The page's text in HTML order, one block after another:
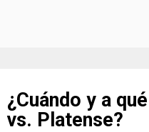
¿Cuándo y a
vs. Platense?